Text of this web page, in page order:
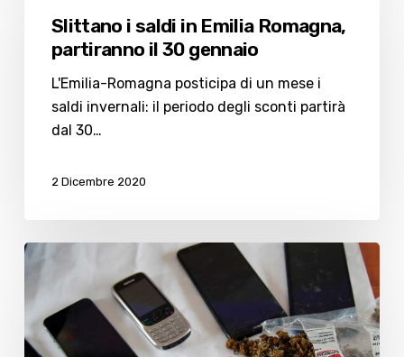
Emilia
Romagna,
partiranno
gennaio
Slittano i saldi in Emilia Romagna,
partiranno il 30 gennaio
L'Emilia-Romagna posticipa di un mese i
saldi invernali: il periodo degli sconti partirà
dal 30…
2 Dicembre 2020
Marija
volontà.
Ecco
la